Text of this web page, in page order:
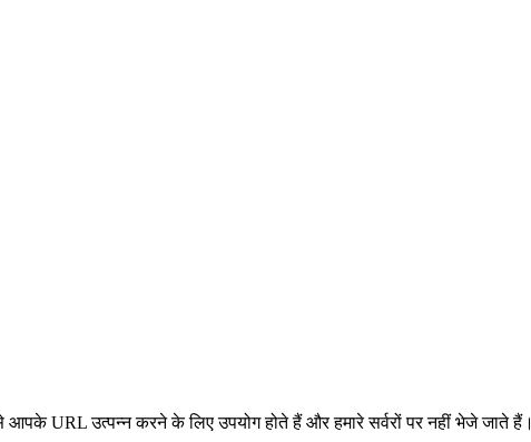
URL उत्पन्न करने के लिए उपयोग होते हैं और हमारे सर्वरों पर नहीं भेजे जाते हैं।